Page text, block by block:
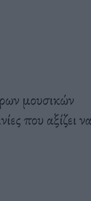
μουσικών
που αξίζει